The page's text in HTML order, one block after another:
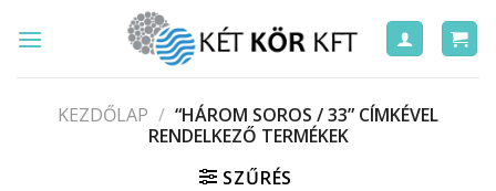
KEZDŐLAP / “HÁROM SOROS / 33” CÍMKÉVEL
RENDELKEZŐ TERMÉKEK
SZŰRÉS